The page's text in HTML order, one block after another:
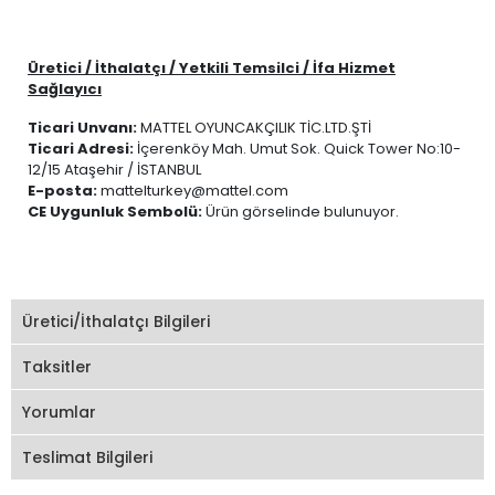
Üretici / İthalatçı / Yetkili Temsilci / İfa Hizmet
Sağlayıcı
Ticari Unvanı:MATTEL OYUNCAKÇILIK TİC.LTD.ŞTİ
Ticari Adresi: İçerenköy Mah. Umut Sok. Quick Tower No:10-
12/15 Ataşehir / İSTANBUL
E-posta:mattelturkey@mattel.com
CE Uygunluk Sembolü:Ürün görselinde bulunuyor.
Üretici/İthalatçı Bilgileri
Taksitler
Yorumlar
Teslimat Bilgileri